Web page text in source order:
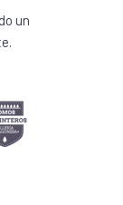
un